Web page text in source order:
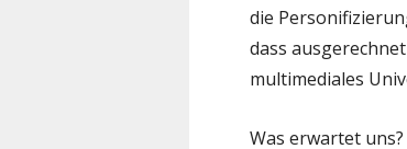
die
dass
multimediales
Was erwartet